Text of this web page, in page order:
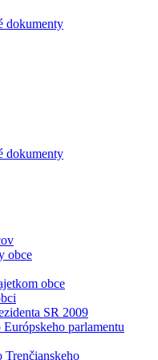
dokumenty
dokumenty
obce
obce
SR 2009
parlamentu